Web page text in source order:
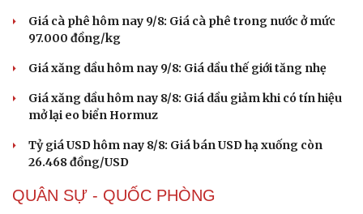
Giá vàng hôm nay 9/8: Vàng SJC tiếp tục trụ ở mức
cao
Giá cà phê hôm nay 9/8: Giá cà phê trong nước ở mức